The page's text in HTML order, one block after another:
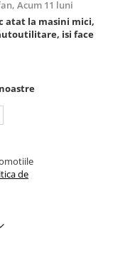
Acum 11 luni
atat la masini mici,
isi face
de